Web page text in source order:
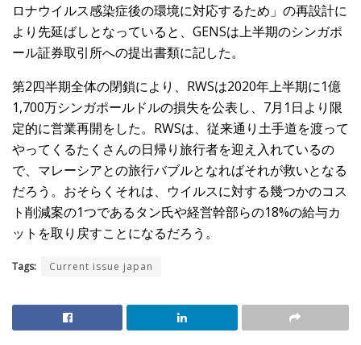
ロナウイルス感染症後の環境に対応するため」の再設計に
より先延ばしとなっていると、GENSは上半期のシンガポ
ール証券取引所への提出書類に記した。
第2四半期全体の閉鎖により、RWSは2020年上半期に1億
1,700万シンガポールドルの損失を公表し、7月1日より限
定的に営業再開をした。RWSは、従来通り土手道を渡って
やってくるたくさんの日帰り旅行者を迎え入れているの
で、マレーシアとの旅行バブルとなればそれが救いとなる
だろう。おそらくそれは、ウイルスに対する幾つかのコス
ト削減案の1つであるタン氏や経営幹部らの18%の給与カ
ットを取り戻すことになるだろう。
Tags: Current issue japan